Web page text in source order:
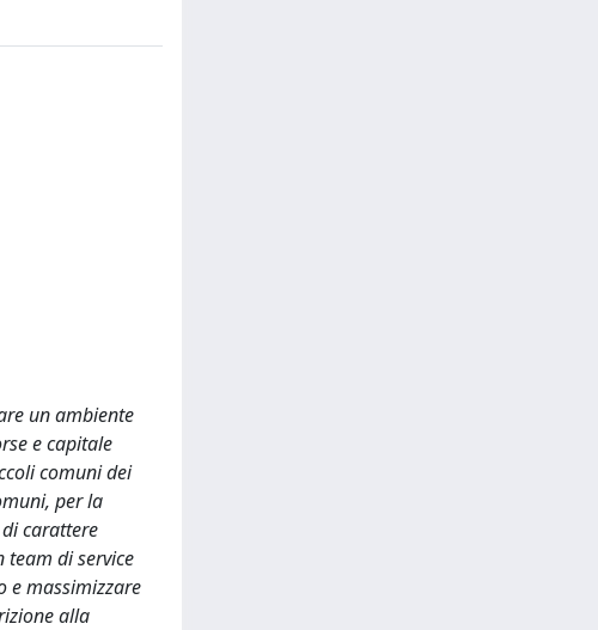
un ambiente
e capitale
comuni dei
per la
carattere
team di service
e massimizzare
alla